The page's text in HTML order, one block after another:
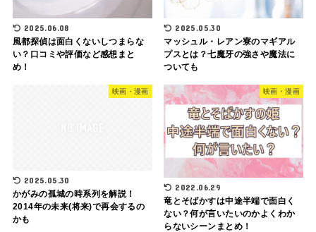
2025.06.08
風都探偵は面白くないしつまらな
い？口コミや評価など感想まと
め！
2025.05.30
マッシュル・レアン寮のマギアル
プスとは？七魔牙の強さや魔法に
ついても
映画・漫画
2025.05.30
かがみの孤城の時系列を解説！
2014年の未来(将来)で再会するの
かも
映画・漫画
2022.06.29
竜とそばかすは中途半端で面白く
ない？何が言いたいのかよくわか
らないシーンまとめ！